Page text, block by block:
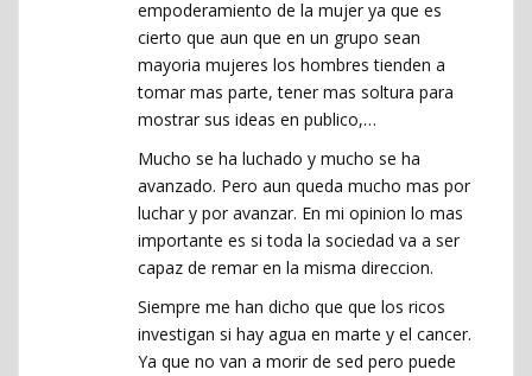
empoderamiento de la mujer ya que es
cierto que aun que en un grupo sean
mayoria mujeres los hombres tienden a
tomar mas parte, tener mas soltura para
mostrar sus ideas en publico,…
Mucho se ha luchado y mucho se ha
avanzado. Pero aun queda mucho mas por
luchar y por avanzar. En mi opinion lo mas
importante es si toda la sociedad va a ser
capaz de remar en la misma direccion.
Siempre me han dicho que que los ricos
investigan si hay agua en marte y el cancer.
Ya que no van a morir de sed pero puede